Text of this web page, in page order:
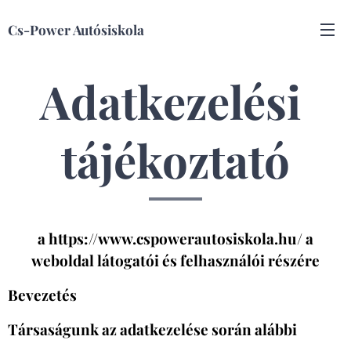
Cs-Power Autósiskola
Adatkezelési
tájékoztató
a https://www.cspowerautosiskola.hu/ a
weboldal látogatói és felhasználói részére
Bevezetés
Társaságunk az adatkezelése során alábbi